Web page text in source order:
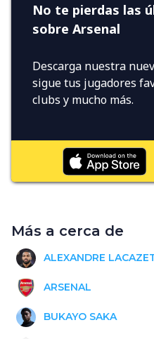
No te pierdas las
sobre Arsenal
Descarga nuestra
sigue tus jugadores
clubs y mucho más.
Más a cerca de
ALEXANDRE
ARSENAL
BUKAYO SAKA